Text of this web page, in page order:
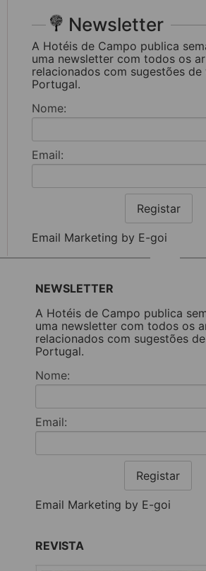
Newsletter
A Hotéis de Campo publica
uma newsletter com todos os
relacionados com sugestões de
Portugal.
Nome:
Email:
Registar
Email Marketing by E-goi
NEWSLETTER
A Hotéis de Campo publica
uma newsletter com todos os
relacionados com sugestões
Portugal.
Nome:
Email:
Registar
Email Marketing by E-goi
REVISTA